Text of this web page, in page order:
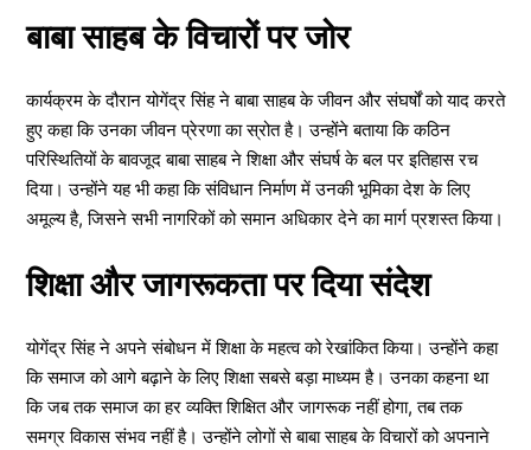
बाबा साहब के विचारों पर जोर
कार्यक्रम के दौरान योगेंद्र सिंह ने बाबा साहब के जीवन और संघर्षों को याद करते
हुए कहा कि उनका जीवन प्रेरणा का स्रोत है। उन्होंने बताया कि कठिन
परिस्थितियों के बावजूद बाबा साहब ने शिक्षा और संघर्ष के बल पर इतिहास रच
दिया। उन्होंने यह भी कहा कि संविधान निर्माण में उनकी भूमिका देश के लिए
अमूल्य है, जिसने सभी नागरिकों को समान अधिकार देने का मार्ग प्रशस्त किया।
शिक्षा और जागरूकता पर दिया संदेश
योगेंद्र सिंह ने अपने संबोधन में शिक्षा के महत्व को रेखांकित किया। उन्होंने कहा
कि समाज को आगे बढ़ाने के लिए शिक्षा सबसे बड़ा माध्यम है। उनका कहना था
कि जब तक समाज का हर व्यक्ति शिक्षित और जागरूक नहीं होगा, तब तक
समग्र विकास संभव नहीं है। उन्होंने लोगों से बाबा साहब के विचारों को अपनाने